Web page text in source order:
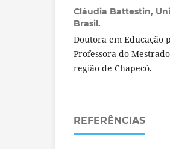
Cláudia Battestin,
Brasil.
Doutora em Educação
Professora do
região de Chapecó.
REFERÊNCIAS